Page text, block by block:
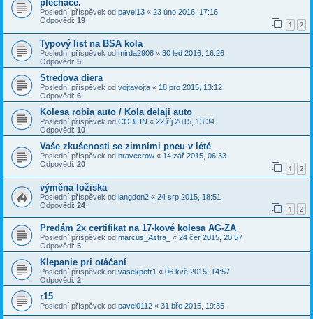
plecháče.
Poslední příspěvek od pavel13 « 23 úno 2016, 17:16
Odpovědi: 19 1 2
Typový list na BSA kola
Poslední příspěvek od mirda2908 « 30 led 2016, 16:26
Odpovědi: 5
Stredova diera
Poslední příspěvek od vojtavojta « 18 pro 2015, 13:12
Odpovědi: 6
Kolesa robia auto / Kola delaji auto
Poslední příspěvek od COBEIN « 22 říj 2015, 13:34
Odpovědi: 10
Vaše zkušenosti se zimními pneu v létě
Poslední příspěvek od bravecrow « 14 zář 2015, 06:33
Odpovědi: 20 1 2
výměna ložiska
Poslední příspěvek od langdon2 « 24 srp 2015, 18:51
Odpovědi: 24 1 2
Predám 2x certifikat na 17-kové kolesa AG-ZA
Poslední příspěvek od marcus_Astra_ « 24 čer 2015, 20:57
Odpovědi: 5
Klepanie pri otáčaní
Poslední příspěvek od vasekpetr1 « 06 kvě 2015, 14:57
Odpovědi: 2
r15
Poslední příspěvek od pavel0112 « 31 bře 2015, 19:35